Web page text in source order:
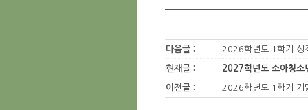
다음글 : 2026학년도 1학기 성
현재글 : 2027학년도 소아청소
이전글 : 2026학년도 1학기 기